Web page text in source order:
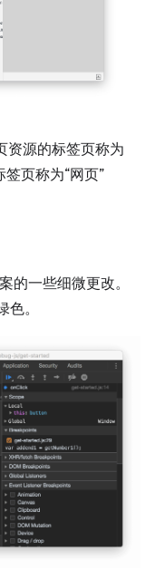
资源的标签页称为
页称为“网页”
的一些细微更改。
。